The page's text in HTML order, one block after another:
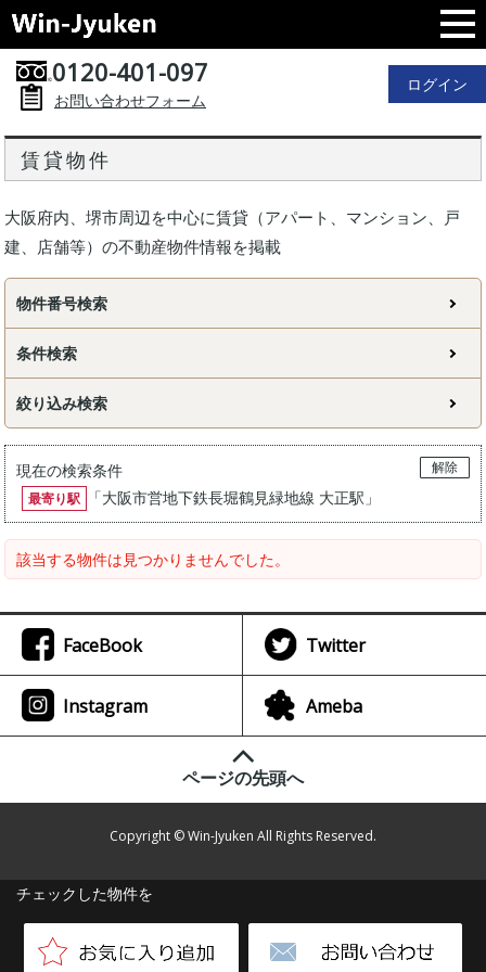
0120-401-097
お問い合わせフォーム
ログイン
賃貸物件
大阪府内、堺市周辺を中心に賃貸（アパート、マンション、戸
建、店舗等）の不動産物件情報を掲載
物件番号検索
条件検索
絞り込み検索
現在の検索条件
解除
最寄り駅
「大阪市営地下鉄長堀鶴見緑地線 大正駅 」
該当する物件は見つかりませんでした。
チェックした物件を
FaceBook Twitter
Instagram Ameba
ページの先頭へ
Copyright © Win-Jyuken All Rights Reserved.